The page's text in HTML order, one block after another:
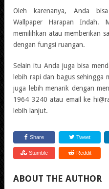
Oleh karenanya, Anda
Wallpaper Harapan Indah.
memilihkan atau memberikan
dengan fungsi ruangan.
Selain itu Anda juga bisa
lebih rapi dan bagus sehingga
juga lebih menarik dengan
1964 3240 atau email ke
lebih lanjut.
Share Tweet
Stumble Reddit
ABOUT THE AUTHOR